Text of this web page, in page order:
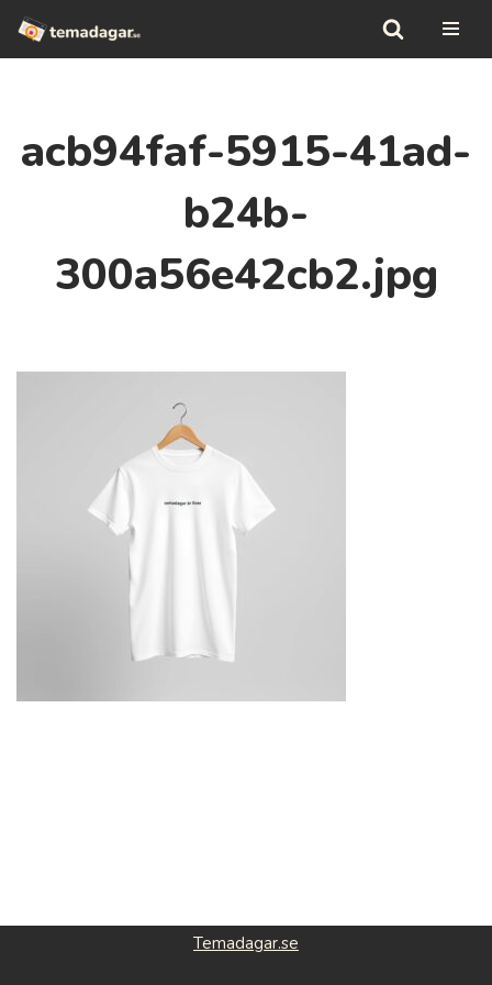
Hoppa
acb94faf-5915-41ad-
b24b-
300a56e42cb2.jpg
Temadagar.se